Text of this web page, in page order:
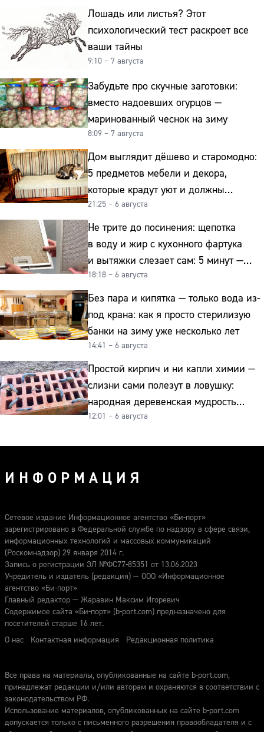
Лошадь или листья? Этот
психологический тест раскроет все
ваши тайны
9:10 – 7 августа
Забудьте про скучные заготовки:
вместо надоевших огурцов —
маринованный чеснок на зиму
8:09 – 7 августа
Дом выглядит дёшево и старомодно:
5 предметов мебели и декора,
которые крадут уют и должны
отправиться на свалку прямо сейчас
21:25 – 6 августа
Не трите до посинения: щепотка
в воду и жир с кухонного фартука
и вытяжки слезает сам: 5 минут —
и сверкает как новая
18:18 – 6 августа
Без пара и кипятка — только вода из-
под крана: как я просто стерилизую
банки на зиму уже несколько лет
14:41 – 6 августа
Простой кирпич и ни капли химии —
слизни сами полезут в ловушку:
народная деревенская мудрость
реально работает
12:01 – 6 августа
ИНФОРМАЦИЯ
Сетевое издание Информационное агентство «Би-порт»
зарегистрировано в Федеральной службе по надзору в сфере связи,
информационных технологий и массовых коммуникаций
(Роскомнадзор) 29 января 2014 г.
Запись о регистрации ЭЛ №ФС77-85351 от 13.06.2023
Учредитель и издатель (редакция) — ООО «Информационное
агентство «Би-порт»
Главный редактор — Жаравин Максим Игоревич
Содержимое сайта «Би-порт» (b-port.com) предназначено для
посетителей старше 16 лет.
О нас
Контактная информация Редакционная политика
Все права на материалы, опубликованные на сайте b-port.com,
принадлежат редакции и/или авторам и охраняются в соответствии с
законодательством РФ.
Использование материалов, опубликованных на сайте b-port.com
допускается только с письменного разрешения правообладателя и с